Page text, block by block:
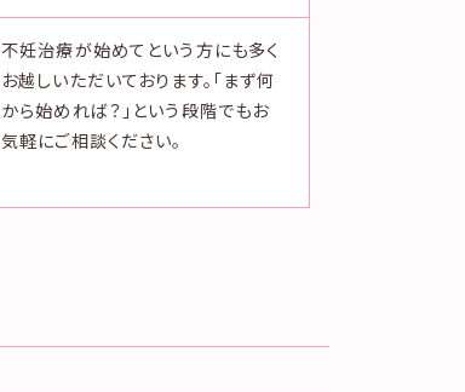
不妊治療が始めてという方にも多く
お越しいただいております。「まず何
から始めれば？」という段階でもお
気軽にご相談ください。